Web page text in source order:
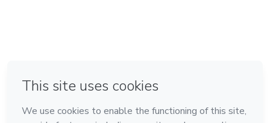
Feito com ❤ na Cidade do México